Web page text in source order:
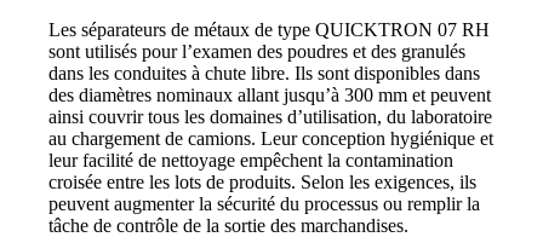
Les séparateurs de métaux de type QUICKTRON 07 RH
sont utilisés pour l’examen des poudres et des granulés
dans les conduites à chute libre. Ils sont disponibles dans
des diamètres nominaux allant jusqu’à 300 mm et peuvent
ainsi couvrir tous les domaines d’utilisation, du laboratoire
au chargement de camions. Leur conception hygiénique et
leur facilité de nettoyage empêchent la contamination
croisée entre les lots de produits. Selon les exigences, ils
peuvent augmenter la sécurité du processus ou remplir la
tâche de contrôle de la sortie des marchandises.